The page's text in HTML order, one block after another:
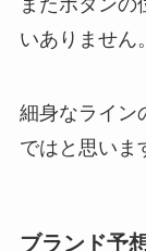
またボタンの
いありません。
細身なライン
ではと思いま
ブランド予